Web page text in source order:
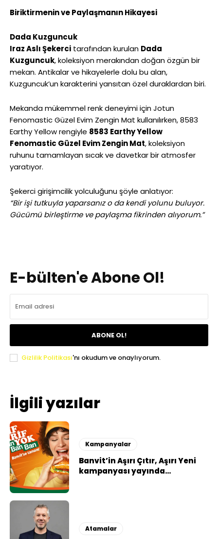
Biriktirmenin ve Paylaşmanın Hikayesi
Dada Kuzguncuk
Iraz Aslı Şekerci tarafından kurulan Dada
Kuzguncuk, koleksiyon merakından doğan özgün bir
mekan. Antikalar ve hikayelerle dolu bu alan,
Kuzguncuk’un karakterini yansıtan özel duraklardan biri.
Mekanda mükemmel renk deneyimi için Jotun
Fenomastic Güzel Evim Zengin Mat kullanılırken, 8583
Earthy Yellow rengiyle 8583 Earthy Yellow
Fenomastic Güzel Evim Zengin Mat, koleksiyon
ruhunu tamamlayan sıcak ve davetkar bir atmosfer
yaratıyor.
Şekerci girişimcilik yolculuğunu şöyle anlatıyor:
“Bir işi tutkuyla yaparsanız o da kendi yolunu buluyor.
Gücümü birleştirme ve paylaşma fikrinden alıyorum.”
E-bülten'e Abone Ol!
ABONE OL!
Gizlilik Politikası'nı okudum ve onaylıyorum.
İlgili yazılar
Kampanyalar
Banvit’in Aşırı Çıtır, Aşırı Yeni
kampanyası yayında…
Atamalar